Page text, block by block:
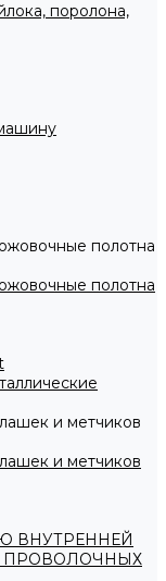
поролона,
полотна
полотна
и метчиков
и метчиков
ВНУТРЕННЕЙ